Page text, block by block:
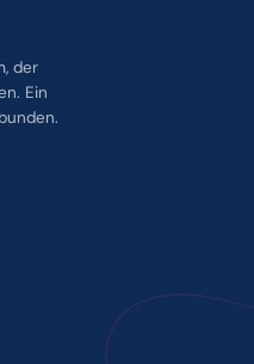
der
Ein